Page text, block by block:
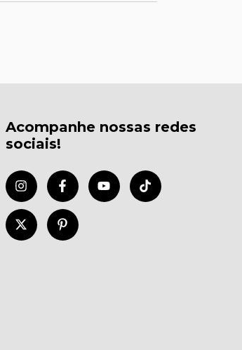
Acompanhe nossas redes
sociais!